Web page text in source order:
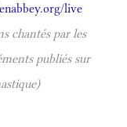
live
chantés par les
publiés sur